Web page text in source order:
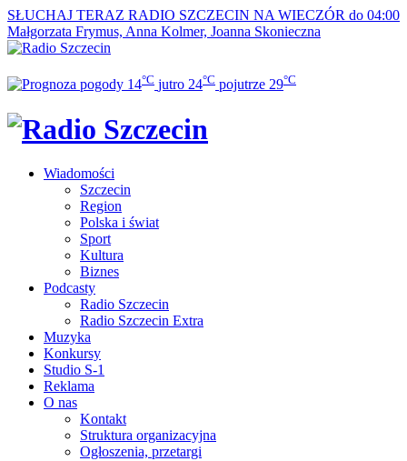
SŁUCHAJ TERAZ RADIO SZCZECIN NA WIECZÓR do 04:00
Małgorzata Frymus, Anna Kolmer, Joanna Skonieczna
14°C jutro 24°C pojutrze 29°C
Wiadomości
Szczecin
Region
Polska i świat
Sport
Kultura
Biznes
Podcasty
Radio Szczecin
Radio Szczecin Extra
Muzyka
Konkursy
Studio S-1
Reklama
O nas
Kontakt
Struktura organizacyjna
Ogłoszenia, przetargi